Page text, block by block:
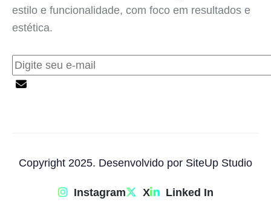
estilo e funcionalidade, com foco em resultados e
estética.
Copyright 2025. Desenvolvido por SiteUp Studio
Instagram X Linked In